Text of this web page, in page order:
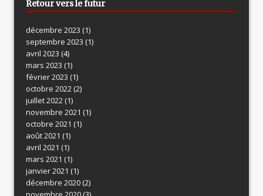
Retour vers le futur
décembre 2023 (1)
septembre 2023 (1)
avril 2023 (4)
mars 2023 (1)
février 2023 (1)
octobre 2022(2)
juillet 2022(1)
novembre 2021 (1)
octobre 2021 (1)
août 2021 (1)
avril 2021 (1)
mars 2021 (1)
janvier 2021 (1)
décembre 2020(2)